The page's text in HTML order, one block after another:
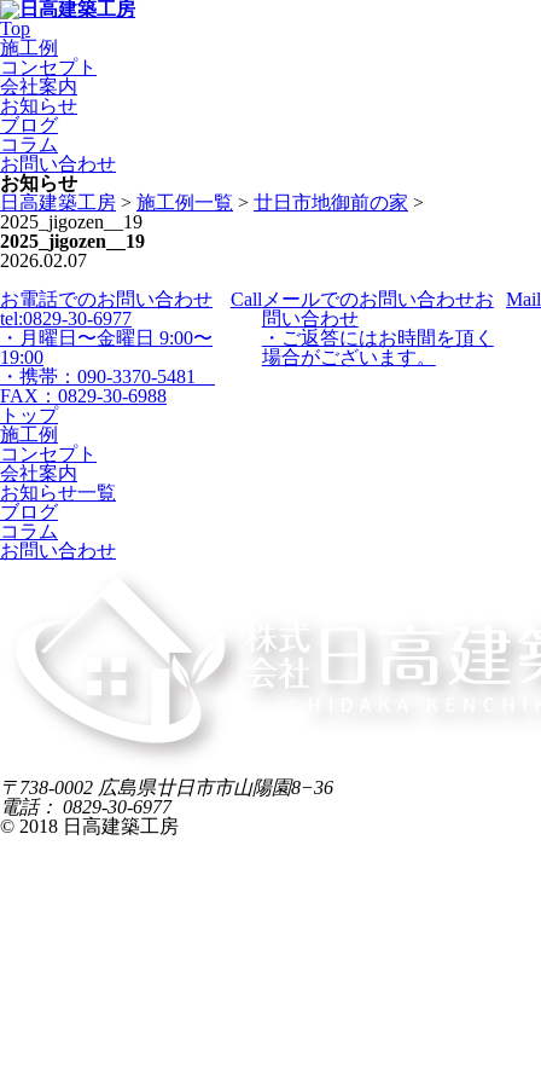
Top
施工例
コンセプト
会社案内
お知らせ
ブログ
コラム
お問い合わせ
お知らせ
日高建築工房 > 施工例一覧 > 廿日市地御前の家 >
2025_jigozen__19
2025_jigozen__19
2026.02.07
お電話でのお問い合わせ
tel:0829-30-6977
・月曜日〜金曜日 9:00〜
19:00
・携帯：090-3370-5481
FAX：0829-30-6988
Call メールでのお問い合わせお
問い合わせ
・ご返答にはお時間を頂く
場合がございます。
Mail
トップ
施工例
コンセプト
会社案内
お知らせ一覧
ブログ
コラム
お問い合わせ
〒738-0002 広島県廿日市市山陽園8−36
電話： 0829-30-6977
© 2018 日高建築工房